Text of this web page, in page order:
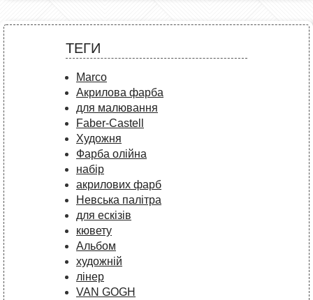
ТЕГИ
Marco
Акрилова фарба
для малювання
Faber-Castell
Художня
Фарба олійна
набір
акрилових фарб
Невська палітра
для ескізів
кювету
Альбом
художній
лінер
VAN GOGH